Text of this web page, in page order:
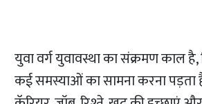
युवा वर्ग युवावस्था का संक्रमण काल
कई समस्याओं का सामना करना पड़ता